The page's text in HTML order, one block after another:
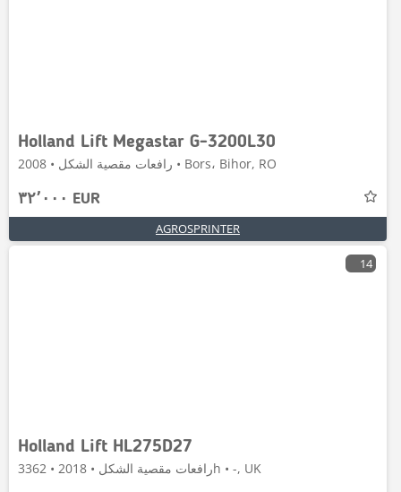
Holland Lift Megastar G-3200L30
رافعات مقصية الشكل • 2008 • Bors، Bihor, RO
٣٢٬٠٠٠ EUR
AGROSPRINTER
14
Holland Lift HL275D27
رافعات مقصية الشكل • 2018 • 3362h • -, UK